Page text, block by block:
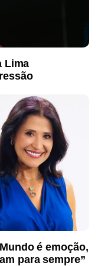
Lima
é emoção,
para sempre”